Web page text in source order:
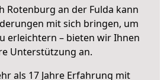
Rotenburg an der Fulda kann
mit sich bringen, um
erleichtern – bieten wir Ihnen
Unterstützung an.
als 17 Jahre Erfahrung mit